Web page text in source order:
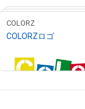
COLORZ
COLORZロゴ